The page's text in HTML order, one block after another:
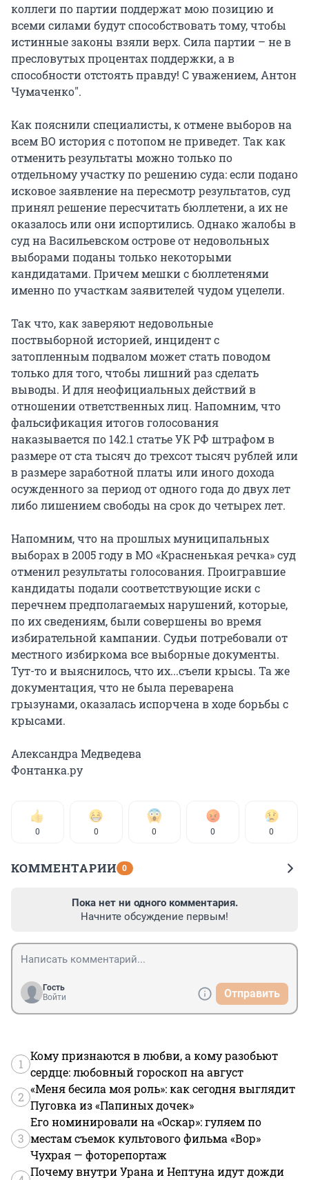
коллеги по партии поддержат мою позицию и
всеми силами будут способствовать тому, чтобы
истинные законы взяли верх. Сила партии – не в
пресловутых процентах поддержки, а в
способности отстоять правду! С уважением, Антон
Чумаченко".
Как пояснили специалисты, к отмене выборов на
всем ВО история с потопом не приведет. Так как
отменить результаты можно только по
отдельному участку по решению суда: если подано
исковое заявление на пересмотр результатов, суд
принял решение пересчитать бюллетени, а их не
оказалось или они испортились. Однако жалобы в
суд на Васильевском острове от недовольных
выборами поданы только некоторыми
кандидатами. Причем мешки с бюллетенями
именно по участкам заявителей чудом уцелели.
Так что, как заверяют недовольные
поствыборной историей, инцидент с
затопленным подвалом может стать поводом
только для того, чтобы лишний раз сделать
выводы. И для неофициальных действий в
отношении ответственных лиц. Напомним, что
фальсификация итогов голосования
наказывается по 142.1 статье УК РФ штрафом в
размере от ста тысяч до трехсот тысяч рублей или
в размере заработной платы или иного дохода
осужденного за период от одного года до двух лет
либо лишением свободы на срок до четырех лет.
Напомним, что на прошлых муниципальных
выборах в 2005 году в МО «Красненькая речка» суд
отменил результаты голосования. Проигравшие
кандидаты подали соответствующие иски с
перечнем предполагаемых нарушений, которые,
по их сведениям, были совершены во время
избирательной кампании. Судьи потребовали от
местного избиркома все выборные документы.
Тут-то и выяснилось, что их...съели крысы. Та же
документация, что не была переварена
грызунами, оказалась испорчена в ходе борьбы с
крысами.
Александра Медведева
Фонтанка.ру
0 0 0 0 0
КОММЕНТАРИИ 0
Пока нет ни одного комментария.
Начните обсуждение первым!
Гость
Войти
Отправить
1
Кому признаются в любви, а кому разобьют
сердце: любовный гороскоп на август
2
«Меня бесила моя роль»: как сегодня выглядит
Пуговка из «Папиных дочек»
3
Его номинировали на «Оскар»: гуляем по
местам съемок культового фильма «Вор»
Чухрая — фоторепортаж
Почему внутри Урана и Нептуна идут дожди